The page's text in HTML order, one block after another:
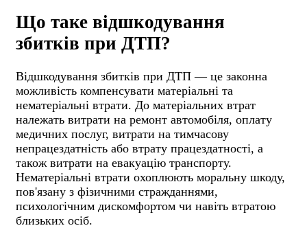
Що таке відшкодування
збитків при ДТП?
Відшкодування збитків при ДТП — це законна
можливість компенсувати матеріальні та
нематеріальні втрати. До матеріальних втрат
належать витрати на ремонт автомобіля, оплату
медичних послуг, витрати на тимчасову
непрацездатність або втрату працездатності, а
також витрати на евакуацію транспорту.
Нематеріальні втрати охоплюють моральну шкоду,
пов'язану з фізичними стражданнями,
психологічним дискомфортом чи навіть втратою
близьких осіб.